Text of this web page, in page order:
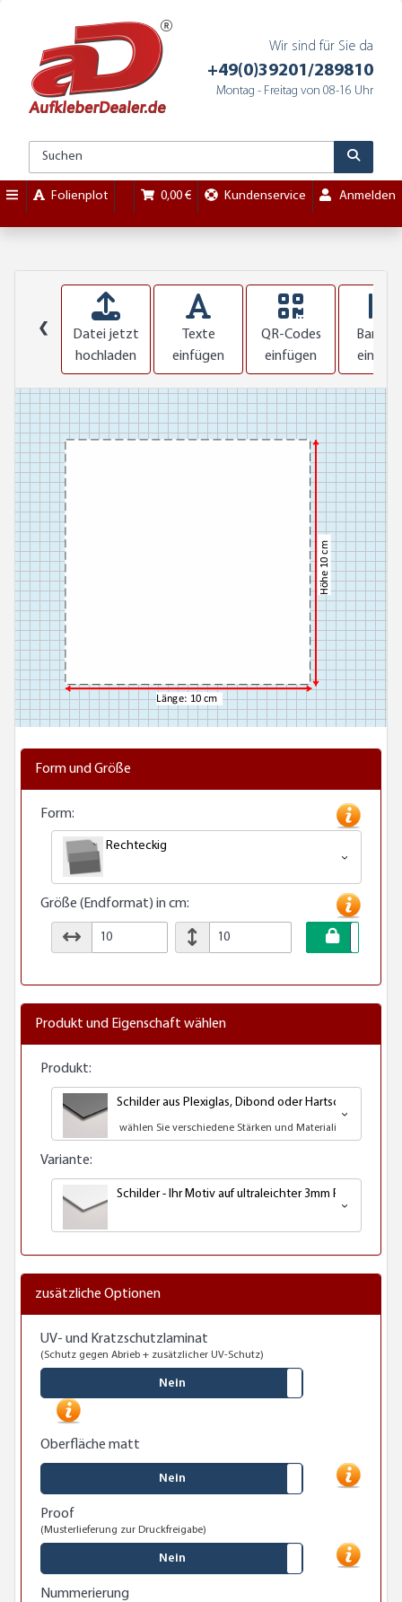
Wir sind für Sie da
+49(0)39201/289810
Montag - Freitag von 08-16 Uhr
Folienplot 0,00 € Kundenservice Anmelden
❮
Datei jetzt
hochladen
Texte
einfügen
QR-Codes
einfügen
Form und Größe
Form:
Rechteckig
Größe (Endformat) in cm:
Produkt und Eigenschaft wählen
Produkt:
Schilder aus Plexiglas, Dibond oder
wählen Sie verschiedene Stärken und Materialien
Variante:
Schilder - Ihr Motiv auf ultraleichter 3mm PVC
zusätzliche Optionen
UV- und Kratzschutzlaminat
(Schutz gegen Abrieb + zusätzlicher UV-Schutz)
Nein
Oberfläche matt
Nein
Proof
(Musterlieferung zur Druckfreigabe)
Nein
Nummerierung